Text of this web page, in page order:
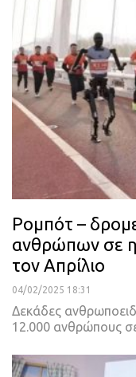
Ρομπότ –
ανθρώπων σε
τον Απρίλιο
04/02/2025 18:31
Δεκάδες
12.000 ανθρώπους